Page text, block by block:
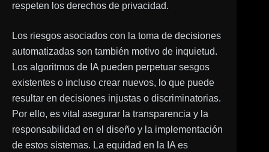
respeten los derechos de privacidad.
Los riesgos asociados con la toma de decisiones
automatizadas son también motivo de inquietud.
Los algoritmos de IA pueden perpetuar sesgos
existentes o incluso crear nuevos, lo que puede
resultar en decisiones injustas o discriminatorias.
Por ello, es vital asegurar la transparencia y la
responsabilidad en el diseño y la implementación
de estos sistemas. La equidad en la IA es